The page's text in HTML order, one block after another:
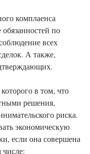
комплаенса
обязанностей по
всех
А также,
в том, что
решения,
риска.
экономическую
если она совершена